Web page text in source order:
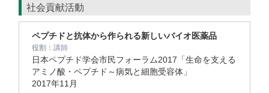
社会貢献活動
ペプチドと抗体から作られる新しいバイオ医薬品
役割： 講師
日本ペプチド学会市民フォーラム2017「生命を支える
アミノ酸・ペプチド～病気と細胞受容体」
2017年11月